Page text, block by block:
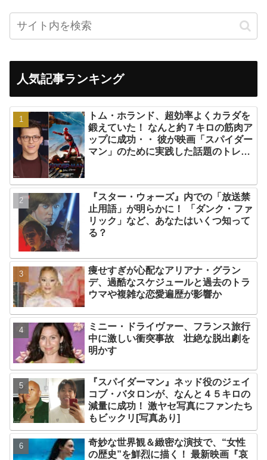
人気記事ランキング
トム・ホランド、超効率よくカラダを
鍛えていた！ なんと約７キロの筋肉ア
ップに成功・・ 彼が映画「スパイダー
マン」のために実践した話題のトレー
『スター・ウォーズ』内での「放送禁
止用語」が明らかに！ 「ダンク・ファ
リック」など、あなたはいくつ知って
る？
痩せすぎが心配なアリアナ・グラン
デ、過酷なスケジュールと過去のトラ
ウマや複雑な恋愛遍歴が影響か
ミニー・ドライヴァー、フランス旅行
中に激しい衝突事故 壮絶な脱出劇を
明かす
『スパイダーマン』ネッド役のジェイ
コブ・バタロンが、なんと４５キロの
減量に成功！ 激ヤセ写真にファンたち
もビックリ[写真あり]
奇妙な世界観＆緻密な演技で、“女性
の歴史”を鮮烈に描く！ 最新映画『哀